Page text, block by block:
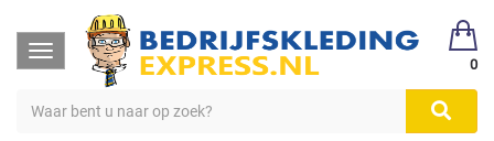
Toggle
navigation
0